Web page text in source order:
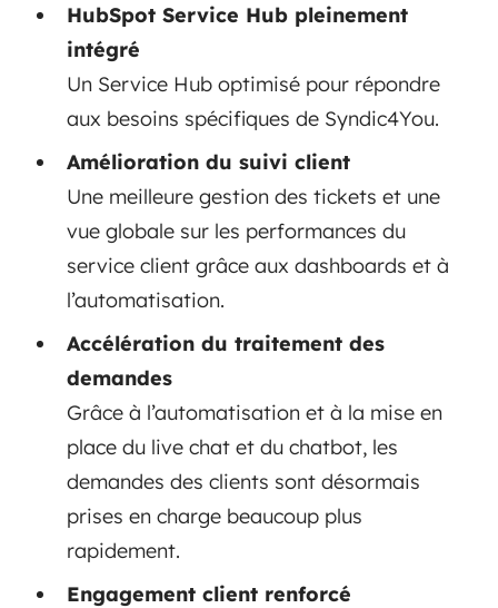
HubSpot Service Hub pleinement
intégré
Un Service Hub optimisé pour répondre
aux besoins spécifiques de Syndic4You.
Amélioration du suivi client
Une meilleure gestion des tickets et une
vue globale sur les performances du
service client grâce aux dashboards et à
l’automatisation.
Accélération du traitement des
demandes
Grâce à l’automatisation et à la mise en
place du live chat et du chatbot, les
demandes des clients sont désormais
prises en charge beaucoup plus
rapidement.
Engagement client renforcé